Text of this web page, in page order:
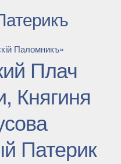
Паломникъ»
Плач
Княгиня
Патерик